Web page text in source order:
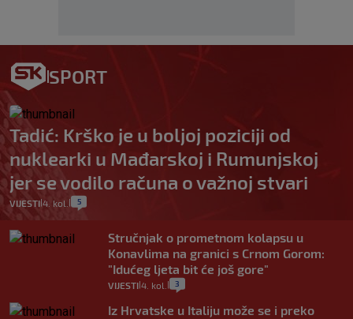
SPORT
Tadić: Krško je u boljoj poziciji od
nuklearki u Mađarskoj i Rumunjskoj
jer se vodilo računa o važnoj stvari
VIJESTI|4. kol. 5
Stručnjak o prometnom kolapsu u
Konavlima na granici s Crnom Gorom:
"Idućeg ljeta bit će još gore"
VIJESTI 4. kol. 3
Iz Hrvatske u Italiju može se i preko